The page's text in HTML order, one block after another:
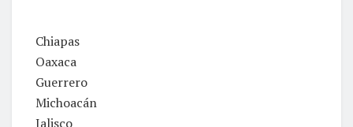
Chiapas
Oaxaca
Guerrero
Michoacán
Jalisco